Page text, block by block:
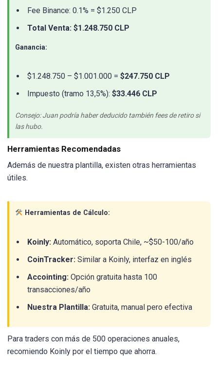
Fee Binance: 0.1% = $1.250 CLP
Total Venta: $1.248.750 CLP
Ganancia:
$1.248.750 – $1.001.000 = $247.750 CLP
Impuesto (tramo 13,5%): $33.446 CLP
Consejo: Juan podría haber deducido también fees de retiro si
las hubo.
Herramientas Recomendadas
Además de nuestra plantilla, existen otras herramientas
útiles.
Herramientas de Cálculo:
Koinly: Automático, soporta Chile, ~$50-100/año
CoinTracker: Similar a Koinly, interfaz en inglés
Accointing: Opción gratuita hasta 100
transacciones/año
Nuestra Plantilla: Gratuita, manual pero efectiva
Para traders con más de 500 operaciones anuales,
recomiendo Koinly por el tiempo que ahorra.